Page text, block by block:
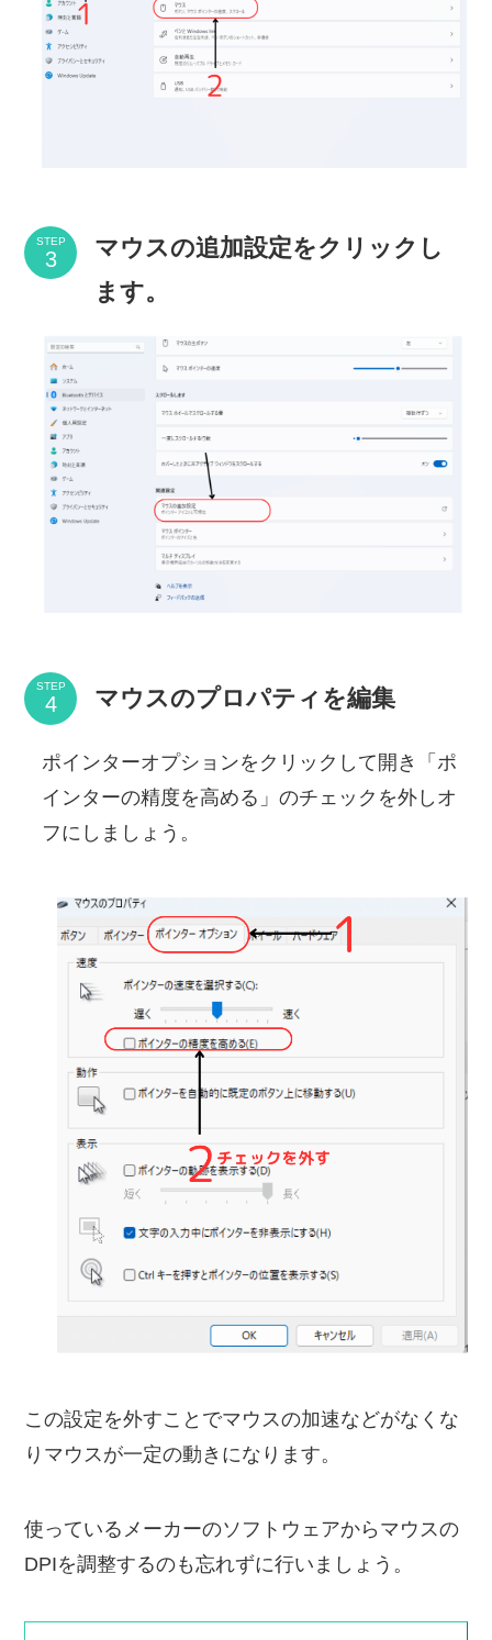
STEP
マウスの追加設定をクリックし
ます。
STEP マウスのプロパティを編集
ポインターオプションをクリックして開き「ポ
インターの精度を高める」のチェックを外しオ
フにしましょう。
この設定を外すことでマウスの加速などがなくな
りマウスが一定の動きになります。
使っているメーカーのソフトウェアからマウスの
DPIを調整するのも忘れずに行いましょう。